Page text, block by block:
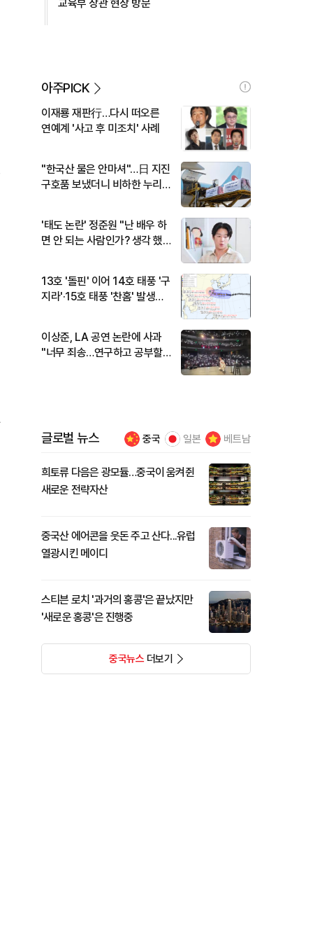
교육부 장관 현장 방문
아주PICK
이재룡 재판行…다시 떠오른
연예계 '사고 후 미조치' 사례
"한국산 물은 안마셔"…日 지진
구호품 보냈더니 비하한 누리
'태도 논란' 정준원 "난 배우 하
면 안 되는 사람인가? 생각 했
13호 '돌핀' 이어 14호 태풍 '구
지라'·15호 태풍 '찬홈' 발생…
이상준, LA 공연 논란에 사과
"너무 죄송…연구하고 공부할
글로벌 뉴스 중국 일본 베트남
희토류 다음은 광모듈…중국이 움켜쥔
새로운 전략자산
중국산 에어콘을 웃돈 주고 산다...유럽
열광시킨 메이디
스티븐 로치 '과거의 홍콩'은 끝났지만
'새로운 홍콩'은 진행중
중국뉴스더보기